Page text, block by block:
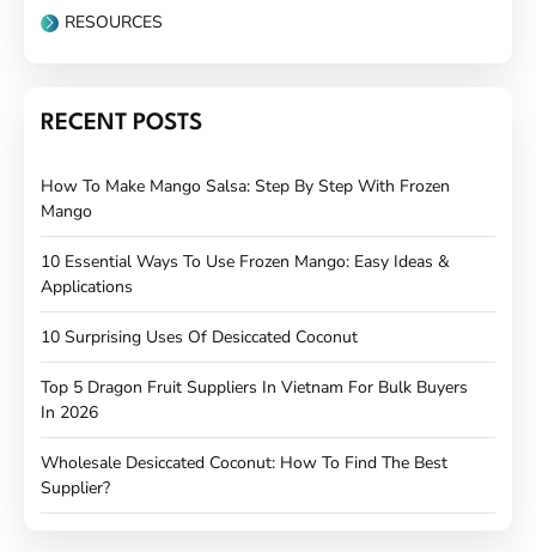
RESOURCES
RECENT POSTS
How To Make Mango Salsa: Step By Step With Frozen
Mango
10 Essential Ways To Use Frozen Mango: Easy Ideas &
Applications
10 Surprising Uses Of Desiccated Coconut
Top 5 Dragon Fruit Suppliers In Vietnam For Bulk Buyers
In 2026
Wholesale Desiccated Coconut: How To Find The Best
Supplier?